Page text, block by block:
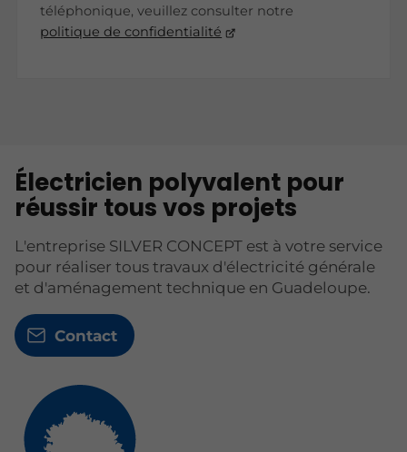
téléphonique, veuillez consulter notre
politique de confidentialité
Électricien polyvalent pour
réussir tous vos projets
L'entreprise SILVER CONCEPT est à votre service
pour réaliser tous travaux d'électricité générale
et d'aménagement technique en Guadeloupe.
Contact